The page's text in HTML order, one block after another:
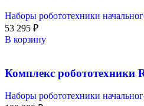
Наборы робототехники
53 295 ₽
В корзину
Комплекс робототехники
Наборы робототехники